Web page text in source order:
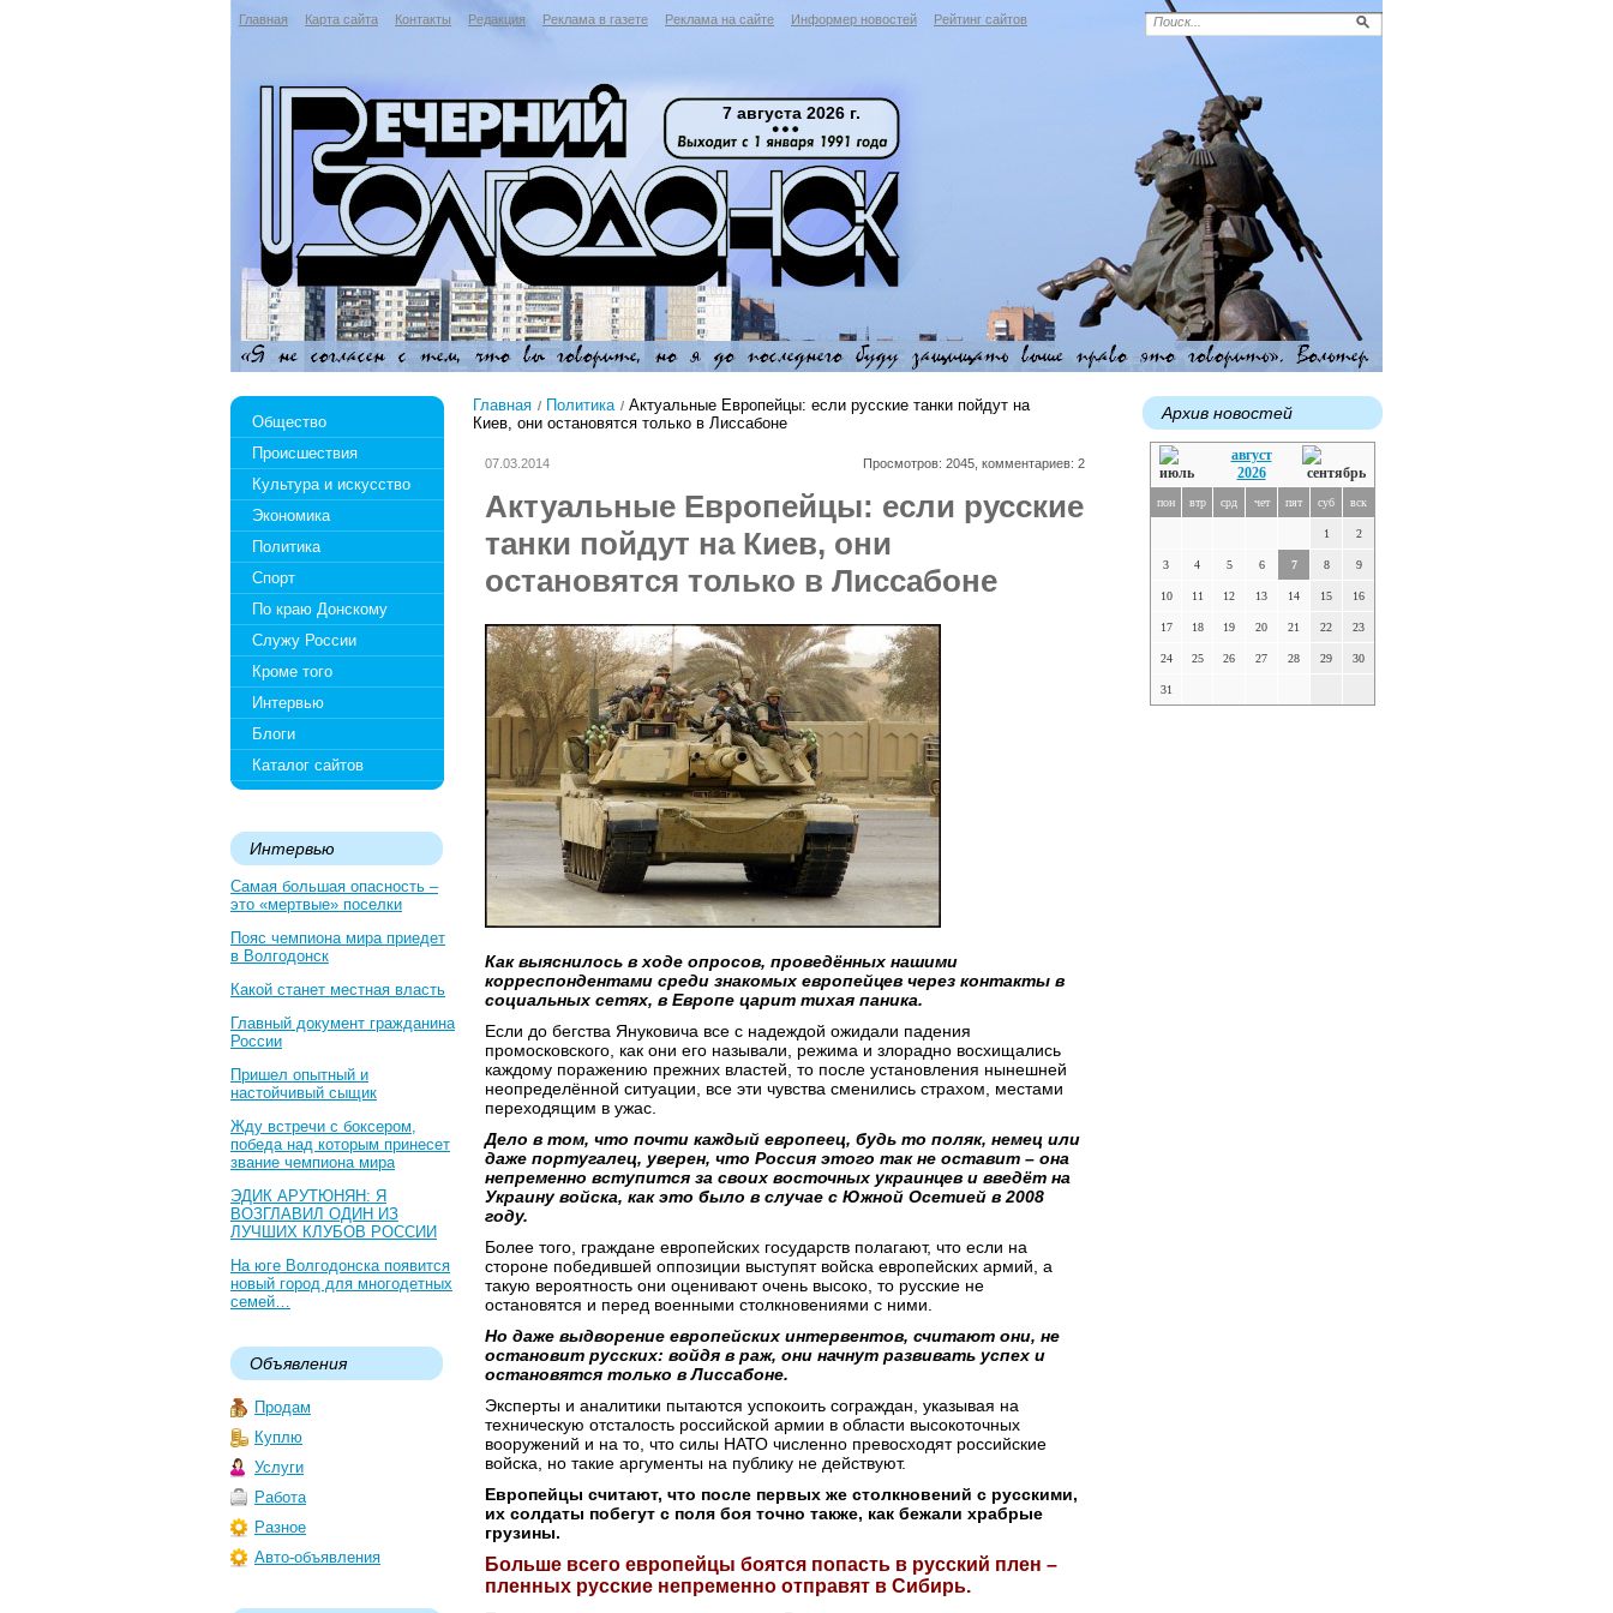
Главная Карта сайта Контакты Редакция Реклама в газете Реклама на сайте Информер новостей Рейтинг сайтов
7 августа 2026 г.
Общество
Происшествия
Культура и искусство
Экономика
Политика
Спорт
По краю Донскому
Служу России
Кроме того
Интервью
Блоги
Каталог сайтов
Интервью
Самая большая опасность –
это «мертвые» поселки
Пояс чемпиона мира приедет
в Волгодонск
Какой станет местная власть
Главный документ гражданина
России
Пришел опытный и
настойчивый сыщик
Жду встречи с боксером,
победа над которым принесет
звание чемпиона мира
ЭДИК АРУТЮНЯН: Я
ВОЗГЛАВИЛ ОДИН ИЗ
ЛУЧШИХ КЛУБОВ РОССИИ
На юге Волгодонска появится
новый город для многодетных
семей…
Объявления
Продам
Куплю
Услуги
Работа
Разное
Авто-объявления
Главная Политика
Актуальные Европейцы: если русские танки пойдут на
Киев, они остановятся только в Лиссабоне
07.03.2014 Просмотров: 2045, комментариев: 2
Актуальные Европейцы: если русские
танки пойдут на Киев, они
остановятся только в Лиссабоне
Как выяснилось в ходе опросов, проведённых нашими
корреспондентами среди знакомых европейцев через контакты в
социальных сетях, в Европе царит тихая паника.
Если до бегства Януковича все с надеждой ожидали падения
промосковского, как они его называли, режима и злорадно восхищались
каждому поражению прежних властей, то после установления нынешней
неопределённой ситуации, все эти чувства сменились страхом, местами
переходящим в ужас.
Дело в том, что почти каждый европеец, будь то поляк, немец или
даже португалец, уверен, что Россия этого так не оставит – она
непременно вступится за своих восточных украинцев и введёт на
Украину войска, как это было в случае с Южной Осетией в 2008
году.
Более того, граждане европейских государств полагают, что если на
стороне победившей оппозиции выступят войска европейских армий, а
такую вероятность они оценивают очень высоко, то русские не
остановятся и перед военными столкновениями с ними.
Но даже выдворение европейских интервентов, считают они, не
остановит русских: войдя в раж, они начнут развивать успех и
остановятся только в Лиссабоне.
Эксперты и аналитики пытаются успокоить сограждан, указывая на
техническую отсталость российской армии в области высокоточных
вооружений и на то, что силы НАТО численно превосходят российские
войска, но такие аргументы на публику не действуют.
Европейцы считают, что после первых же столкновений с русскими,
их солдаты побегут с поля боя точно также, как бежали храбрые
грузины.
Больше всего европейцы боятся попасть в русский плен –
пленных русские непременно отправят в Сибирь.
Архив новостей
август
2026
пон втр срд чет пят суб вск
1 2
3 4 5 6 7 8 9
10 11 12 13 14 15 16
17 18 19 20 21 22 23
24 25 26 27 28 29 30
31